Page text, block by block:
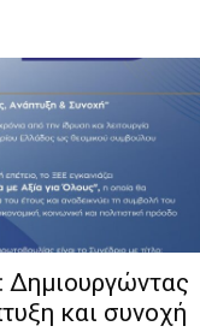
Δημιουργώντας
και συνοχή